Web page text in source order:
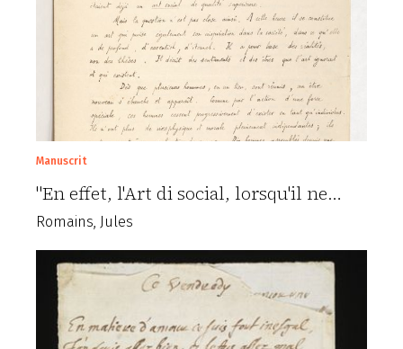
Manuscrit
"En effet, l'Art di social, lorsqu'il ne…
Romains, Jules